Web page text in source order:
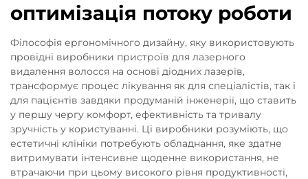
оптимізація потоку роботи
Філософія ергономічного дизайну, яку використовують
провідні виробники пристроїв для лазерного
видалення волосся на основі діодних лазерів,
трансформує процес лікування як для спеціалістів, так і
для пацієнтів завдяки продуманій інженерії, що ставить
у першу чергу комфорт, ефективність та тривалу
зручність у користуванні. Ці виробники розуміють, що
естетичні клініки потребують обладнання, яке здатне
витримувати інтенсивне щоденне використання, не
втрачаючи при цьому високого рівня продуктивності,